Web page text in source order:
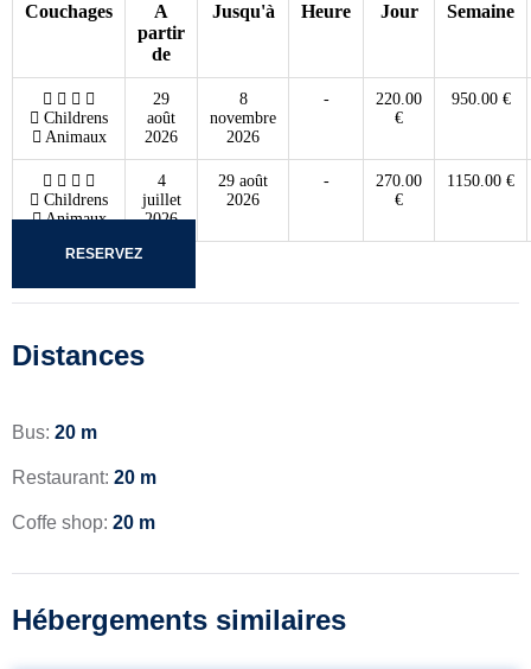
Couchages
A
partir
de
Jusqu'à Heure Jour Semaine
Childrens
Animaux
29
août
2026
8
novembre
2026
-
220.00
€
950.00 €
Childrens
Animaux
4
juillet
2026
29 août
2026
-
270.00
€
1150.00 €
RESERVEZ
Distances
Bus: 20 m
Restaurant: 20 m
Coffe shop: 20 m
Hébergements similaires